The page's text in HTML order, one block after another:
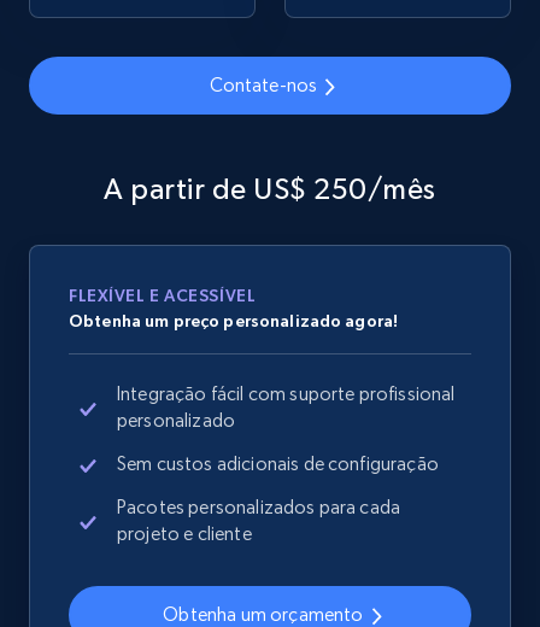
Google Shopping
more.
2.4K+ 200+ Comece agora
web using keywords
URL, Product id, Title, Product description,
Rating, Reviews count, Images, Variations, and
Contate-nos
A partir de US$ 250/mês
FLEXÍVEL E ACESSÍVEL
Obtenha um preço personalizado agora!
Integração fácil com suporte profissional
personalizado
Sem custos adicionais de configuração
Pacotes personalizados para cada
projeto e cliente
Obtenha um orçamento